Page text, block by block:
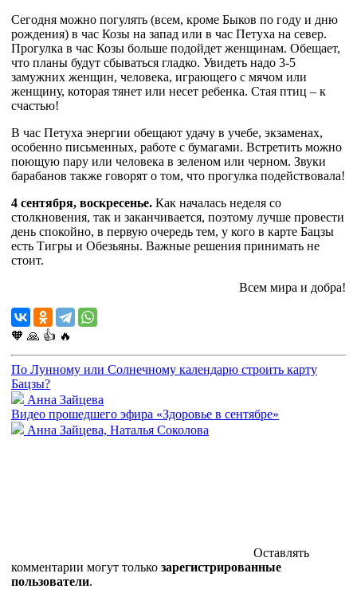
Сегодня можно погулять (всем, кроме Быков по году и дню
рождения) в час Козы на запад или в час Петуха на север.
Прогулка в час Козы больше подойдет женщинам. Обещает,
что планы будут сбываться гладко. Увидеть надо 3-5
замужних женщин, человека, играющего с мячом или
женщину, которая тянет или несет ребенка. Стая птиц – к
счастью!
В час Петуха энергии обещают удачу в учебе, экзаменах,
особенно письменных, работе с бумагами. Встретить можно
поющую пару или человека в зеленом или черном. Звуки
барабанов также говорят о том, что прогулка подействовала!
4 сентября, воскресенье. Как началась неделя со
столкновения, так и заканчивается, поэтому лучше провести
день спокойно, в первую очередь тем, у кого в карте Бацзы
есть Тигры и Обезьяны. Важные решения принимать не
стоит.
Всем мира и добра!
🧡 🙏 👍 🔥
По Лунному или Солнечному календарю строить карту
Бацзы?
Анна Зайцева
Видео прошедшего эфира «Здоровье в сентябре»
Анна Зайцева, Наталья Соколова
Оставлять
комментарии могут только зарегистрированные
пользователи.